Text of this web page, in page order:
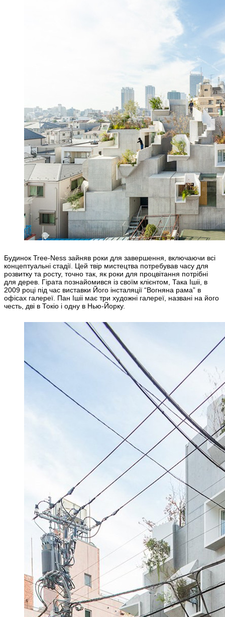
Будинок Tree-Ness зайняв роки для завершення, включаючи всі
концептуальні стадії. Цей твір мистецтва потребував часу для
розвитку та росту, точно так, як роки для процвітання потрібні
для дерев. Гірата познайомився із своїм клієнтом, Така Ішіі, в
2009 році під час виставки Його інсталяції “Вогняна рама” в
офісах галереї. Пан Ішіі має три художні галереї, названі на його
честь, дві в Токіо і одну в Нью-Йорку.